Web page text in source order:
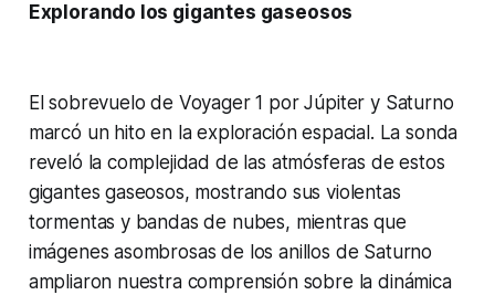
Explorando los gigantes gaseosos
El sobrevuelo de Voyager 1 por Júpiter y Saturno
marcó un hito en la exploración espacial. La sonda
reveló la complejidad de las atmósferas de estos
gigantes gaseosos, mostrando sus violentas
tormentas y bandas de nubes, mientras que
imágenes asombrosas de los anillos de Saturno
ampliaron nuestra comprensión sobre la dinámica